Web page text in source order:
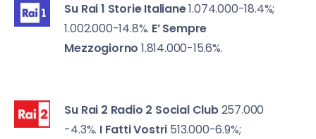
Su Rai 1 Storie Italiane1.074.000-18.4%;
1.002.000-14.8%. E’ Sempre
Mezzogiorno 1.814.000-15.6%.
Su Rai 2 Radio 2 Social Club257.000
-4.3%. I Fatti Vostri 513.000-6.9%;